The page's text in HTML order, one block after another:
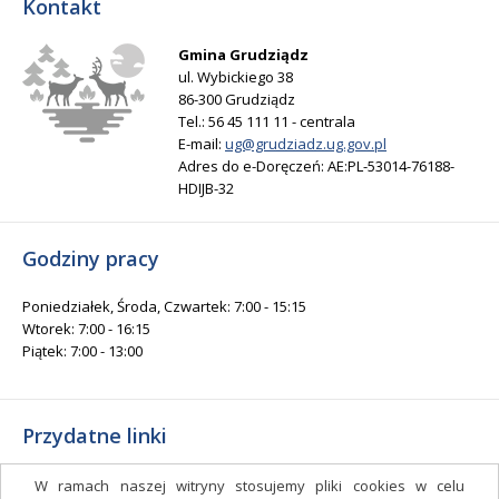
W ramach naszej witryny stosujemy pliki cookies w celu
Kontakt
Gmina Grudziądz
ul. Wybickiego 38
86-300 Grudziądz
Tel.: 56 45 111 11 - centrala
E-mail: ug@grudziadz.ug.gov.pl
Adres do e-Doręczeń: AE:PL-53014-76188-
HDIJB-32
Godziny pracy
Poniedziałek, Środa, Czwartek: 7:00 - 15:15
Wtorek: 7:00 - 16:15
Piątek: 7:00 - 13:00
Przydatne linki
Gminny Ośrodek Kultury i Sportu